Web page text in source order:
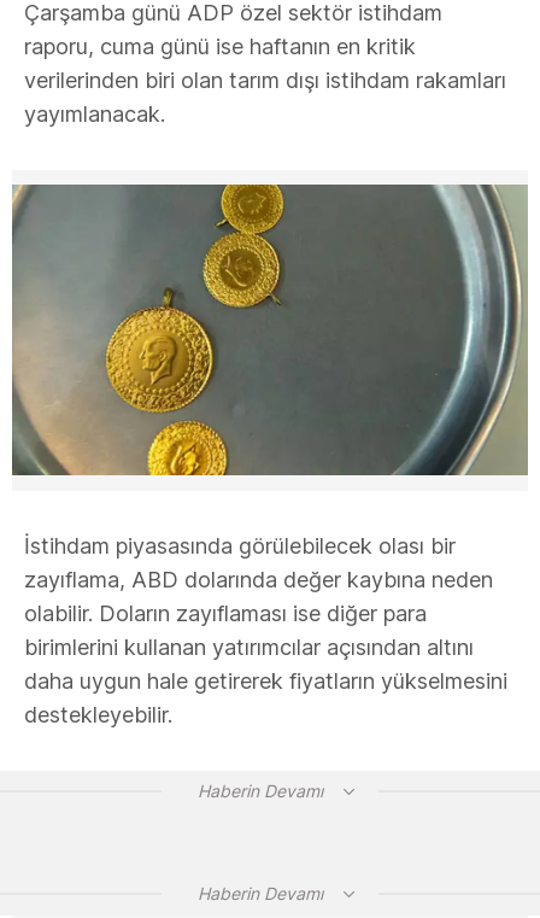
Çarşamba günü ADP özel sektör istihdam
raporu, cuma günü ise haftanın en kritik
verilerinden biri olan tarım dışı istihdam rakamları
yayımlanacak.
İstihdam piyasasında görülebilecek olası bir
zayıflama, ABD dolarında değer kaybına neden
olabilir. Doların zayıflaması ise diğer para
birimlerini kullanan yatırımcılar açısından altını
daha uygun hale getirerek fiyatların yükselmesini
destekleyebilir.
Haberin Devamı
Haberin Devamı